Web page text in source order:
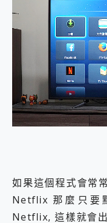
如果這個程式會常
Netflix 那麼只要
Netflix, 這樣就會